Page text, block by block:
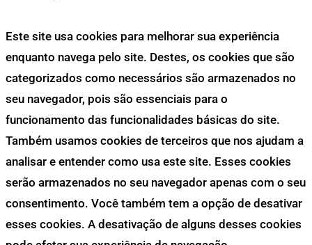
Este site usa cookies para melhorar sua experiência
enquanto navega pelo site. Destes, os cookies que são
categorizados como necessários são armazenados no
seu navegador, pois são essenciais para o
funcionamento das funcionalidades básicas do site.
Também usamos cookies de terceiros que nos ajudam a
analisar e entender como usa este site. Esses cookies
serão armazenados no seu navegador apenas com o seu
consentimento. Você também tem a opção de desativar
esses cookies. A desativação de alguns desses cookies